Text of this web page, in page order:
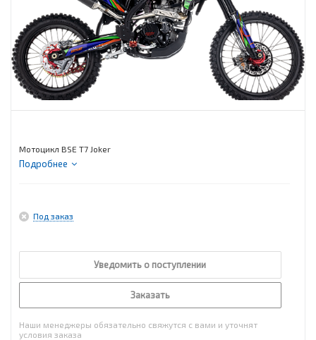
Мотоцикл BSE T7 Joker
Подробнее
Под заказ
Уведомить о поступлении
Заказать
Наши менеджеры обязательно свяжутся с вами и уточнят
условия заказа